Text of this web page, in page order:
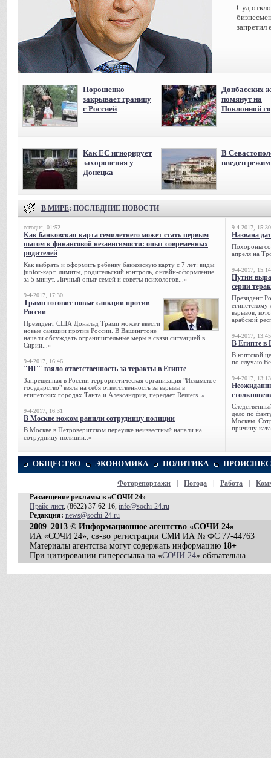
Суд
запретил
Порошенко
закрывает границу
с Россией
Донбасских
помянут на
Поклонной
Как ЕС игнорирует
захоронения у
Донецка
В
введен
В МИРЕ: ПОСЛЕДНИЕ НОВОСТИ
сегодня, 01:52
Как банковская карта семилетнего может стать первым
шагом к финансовой независимости: опыт современных
родителей
Как выбрать и оформить ребёнку банковскую карту с 7 лет: виды
junior-карт, лимиты, родительский контроль, онлайн-оформление
за 5 минут. Личный опыт семей и советы психологов...»
9-4-2017, 17:30
Трамп готовит новые санкции против
России
Президент США Дональд Трамп может ввести
новые санкции против России. В Вашингтоне
начали обсуждать ограничительные меры в связи ситуацией в
Сирии...»
9-4-2017, 16:46
"ИГ" взяло ответственность за теракты в Египте
Запрещенная в России террористическая организация "Исламское
государство" взяла на себя ответственность за взрывы в
египетских городах Танта и Александрия, передает Reuters..»
9-4-2017, 16:31
В Москве ножом ранили сотрудницу полиции
В Москве в Петроверигском переулке неизвестный напали на
сотрудницу полиции..»
9-4-2017, 15:30
Названа
Похороны
апреля на
9-4-2017, 15:14
Путин
серии
Президент
египетскому
взрывов,
арабской
9-4-2017, 13:45
В Египте в
В коптской
по случаю
9-4-2017, 13:13
дело по
Москвы.
причину
ОБЩЕСТВО ЭКОНОМИКА ПОЛИТИКА
Фоторепортажи Погода Работа
Размещение рекламы в «СОЧИ 24»
Прайс-лист, (8622) 37-62-16, info@sochi-24.ru
Редакция: news@sochi-24.ru
2009–2013 © Информационное агентство «СОЧИ 24»
ИА «СОЧИ 24», св-во регистрации СМИ ИА № ФС 77-44763
Материалы агентства могут содержать информацию 18+
При цитировании гиперссылка на «СОЧИ 24» обязательна.